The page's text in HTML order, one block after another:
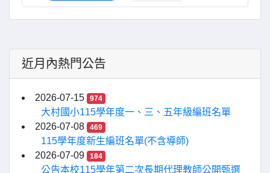
近月內熱門公告
2026-07-15 974
大村國小115學年度一、三、五年級編班名單
2026-07-08
469
115學年度新生編班名單(不含導師)
2026-07-09
184
公告本校115學年第二次長期代理教師公開甄選